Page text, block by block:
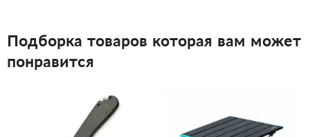
Подборка товаров которая вам может
понравится